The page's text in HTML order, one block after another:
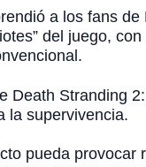
a los fans
del juego,
Death Stranding
la supervivencia.
pueda provocar